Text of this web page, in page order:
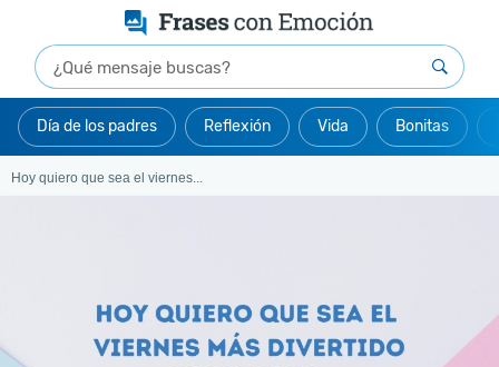
Día de los padres Reflexión Vida Bonitas
Hoy quiero que sea el viernes...